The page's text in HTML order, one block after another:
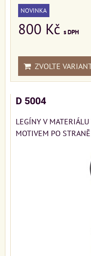
NOVINKA
800 Kč s DPH
ZVOLTE
D 5004
LEGÍNY V
MOTIVEM PO STRANĚ